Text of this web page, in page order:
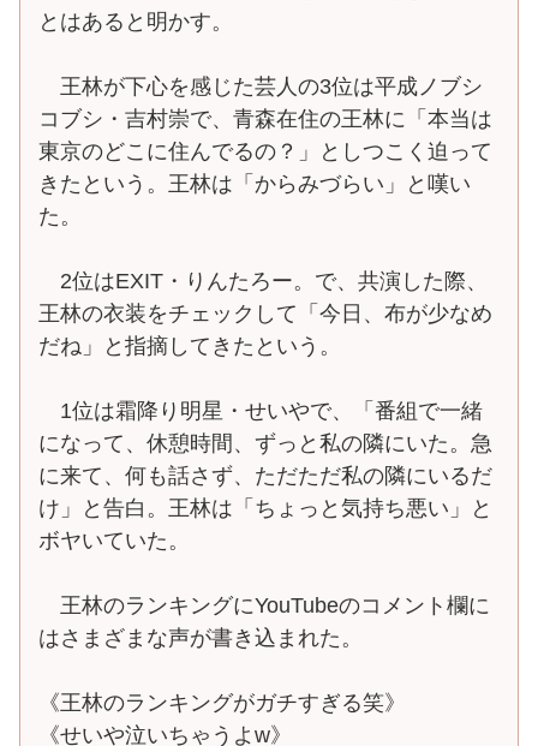
とはあると明かす。
王林が下心を感じた芸人の3位は平成ノブシ
コブシ・吉村崇で、青森在住の王林に「本当は
東京のどこに住んでるの？」としつこく迫って
きたという。王林は「からみづらい」と嘆い
た。
2位はEXIT・りんたろー。で、共演した際、
王林の衣装をチェックして「今日、布が少なめ
だね」と指摘してきたという。
1位は霜降り明星・せいやで、「番組で一緒
になって、休憩時間、ずっと私の隣にいた。急
に来て、何も話さず、ただただ私の隣にいるだ
け」と告白。王林は「ちょっと気持ち悪い」と
ボヤいていた。
王林のランキングにYouTubeのコメント欄に
はさまざまな声が書き込まれた。
《王林のランキングがガチすぎる笑》
《せいや泣いちゃうよw》